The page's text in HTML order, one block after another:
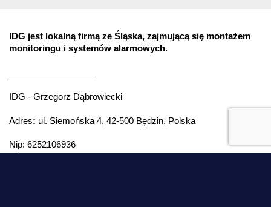
IDG jest lokalną firmą ze Śląska, zajmującą się montażem
monitoringu i systemów alarmowych.
IDG - Grzegorz Dąbrowiecki
Adres: ul. Siemońska 4, 42-500 Będzin, Polska
Nip: 6252106936